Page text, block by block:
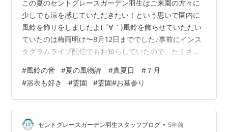
この夏のセントグレースガーデン羽生はご来園の方々に
少しでも涼を感じていただきたい！という思いで園内に
風鈴を飾りをしましたよ( ´∀｀)風鈴を飾らせていただい
ていたのは梅雨明け〜8月12日まででした♪事前にインス
タグラムライブ配信でもお知らしていたので、たくさん
れた「浴衣グレース」 事前にインスタグラムライブ配信
で風鈴飾りをお知らせしていたところ、リアルタイムで
ご視聴いただいていたフォロワー様から「浴衣を着て見
に行きたいです♪」と言ったお声もあり、園長が急遽「浴
衣でお越しの方に当園オリジナルグッズをプレゼントし
#風鈴の音 #夏の風物詩 #真夏日 #７月
#浴衣も好き #霊園 #霊園#お墓参り
セントグレースガーデン羽生スタッフブログ • 5年前